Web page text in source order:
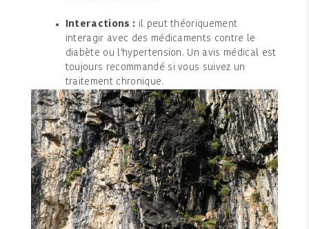
Interactions : il peut théoriquement
interagir avec des médicaments contre le
diabète ou l'hypertension. Un avis médical est
toujours recommandé si vous suivez un
traitement chronique.